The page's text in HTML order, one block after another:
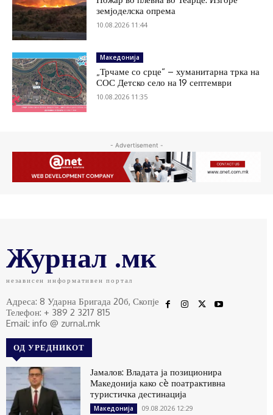
земјоделска опрема
10.08.2026 11:44
Македонија
„Трчаме со срце“ – хуманитарна трка на
СОС Детско село на 19 септември
10.08.2026 11:35
- Advertisement -
Журнал .мк
независен информативен портал
Адреса: 8 Ударна Бригада 20б, Скопје
Телефон: + 389 2 3217 815
Email: info @ zurnal.mk
ОД УРЕДНИКОТ
Јамалов: Владата ја позиционира
Македонија како сè поатрактивна
туристичка дестинација
Македонија 09.08.2026 12:29